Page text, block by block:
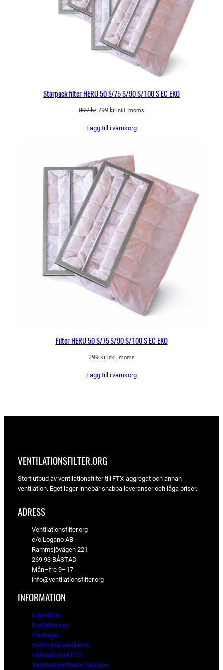
Storpack filter HERU 50 S/75 S/90 S/100 S EC EKO
897kr Det
priset
799 krDet
priset
inkl. moms
Lägg till i varukorg
Filter HERU 50 S/75 S/90 S/100 S EC EKO
299 kr inkl. moms
Lägg till i varukorg
VENTILATIONSFILTER­.ORG
Stort utbud av ventilationsfilter till FTX-aggregat och annan
ventilation. Eget lager innebär snabba leveranser och låga priser.
ADRESS
Ventilationsfilter.org
c/o Logano AB
Rammsjövägen 221
269 93 BÅSTAD
Mån–fre 9–17
info@ventilationsfilter.org
INFORMATION
Köpvillkor
Kontakta oss
Företaget
Varför bra ventilation
Friskluft med FTX
Ventilationsfiltrets funktion